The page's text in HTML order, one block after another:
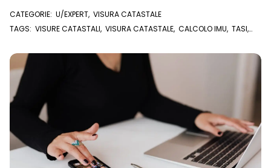
CATEGORIE: U/EXPERT, VISURA CATASTALE
TAGS: VISURE CATASTALI, VISURA CATASTALE, CALCOLO IMU, TASI,